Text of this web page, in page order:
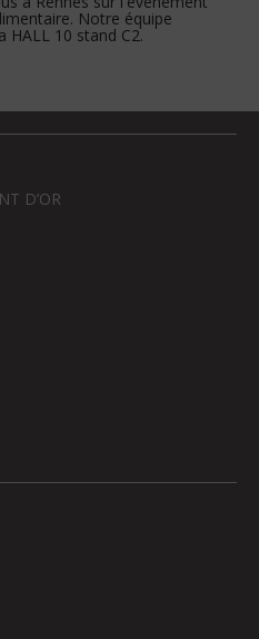
Notre équipe
HALL 10 stand C2.
D’OR